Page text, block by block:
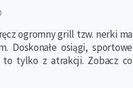
ogromny grill tzw. nerki ma
Doskonałe osiągi, sportowe
tylko z atrakcji. Zobacz co